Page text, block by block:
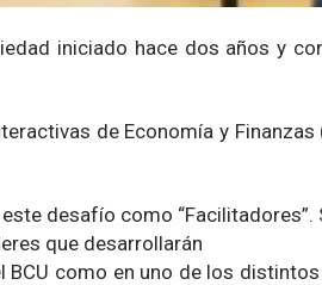
iniciado hace dos años y
de Economía y
desafío como “Facilitadores”.
que desarrollarán
como en uno de los